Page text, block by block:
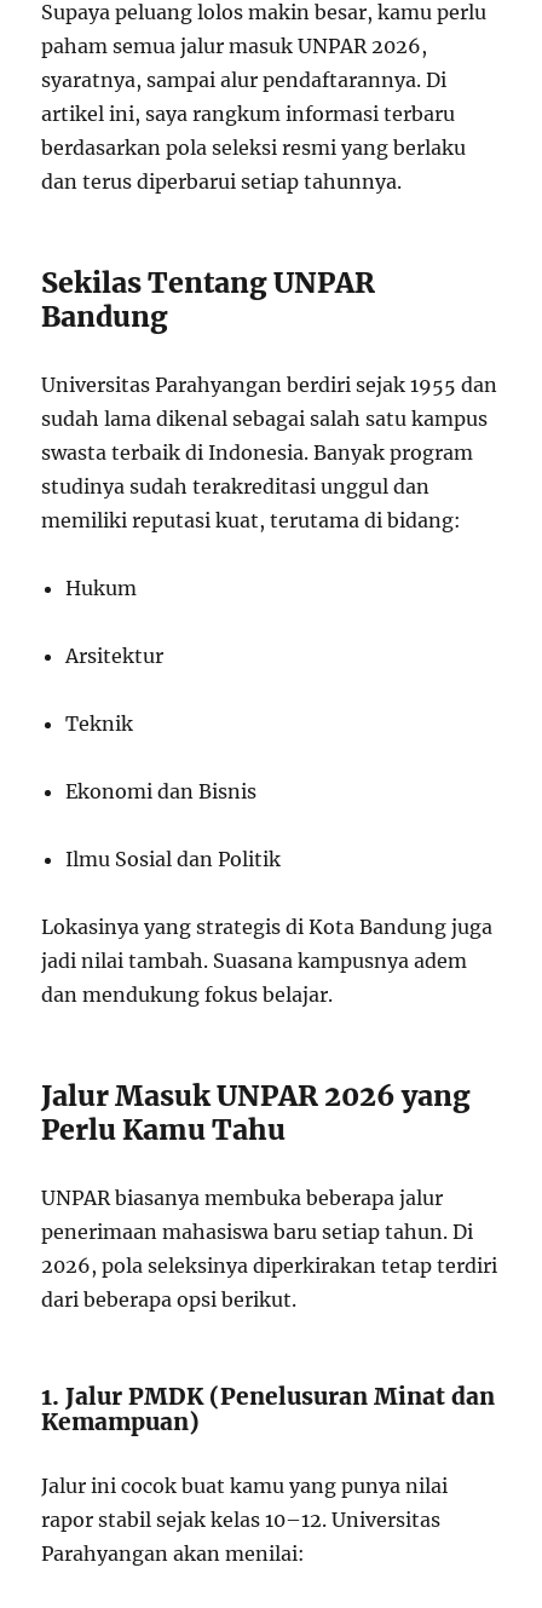
Supaya peluang lolos makin besar, kamu perlu
paham semua jalur masuk UNPAR 2026,
syaratnya, sampai alur pendaftarannya. Di
artikel ini, saya rangkum informasi terbaru
berdasarkan pola seleksi resmi yang berlaku
dan terus diperbarui setiap tahunnya.
Sekilas Tentang UNPAR
Bandung
Universitas Parahyangan berdiri sejak 1955 dan
sudah lama dikenal sebagai salah satu kampus
swasta terbaik di Indonesia. Banyak program
studinya sudah terakreditasi unggul dan
memiliki reputasi kuat, terutama di bidang:
Hukum
Arsitektur
Teknik
Ekonomi dan Bisnis
Ilmu Sosial dan Politik
Lokasinya yang strategis di Kota Bandung juga
jadi nilai tambah. Suasana kampusnya adem
dan mendukung fokus belajar.
Jalur Masuk UNPAR 2026 yang
Perlu Kamu Tahu
UNPAR biasanya membuka beberapa jalur
penerimaan mahasiswa baru setiap tahun. Di
2026, pola seleksinya diperkirakan tetap terdiri
dari beberapa opsi berikut.
1. Jalur PMDK (Penelusuran Minat dan
Kemampuan)
Jalur ini cocok buat kamu yang punya nilai
rapor stabil sejak kelas 10–12. Universitas
Parahyangan akan menilai: